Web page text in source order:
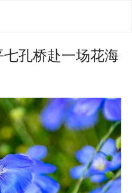
孔桥赴一场花海